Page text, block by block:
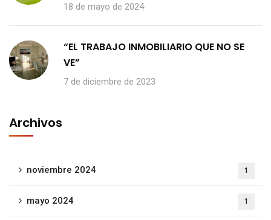
18 de mayo de 2024
“EL TRABAJO INMOBILIARIO QUE NO SE
VE”
7 de diciembre de 2023
Archivos
noviembre 2024 1
mayo 2024 1